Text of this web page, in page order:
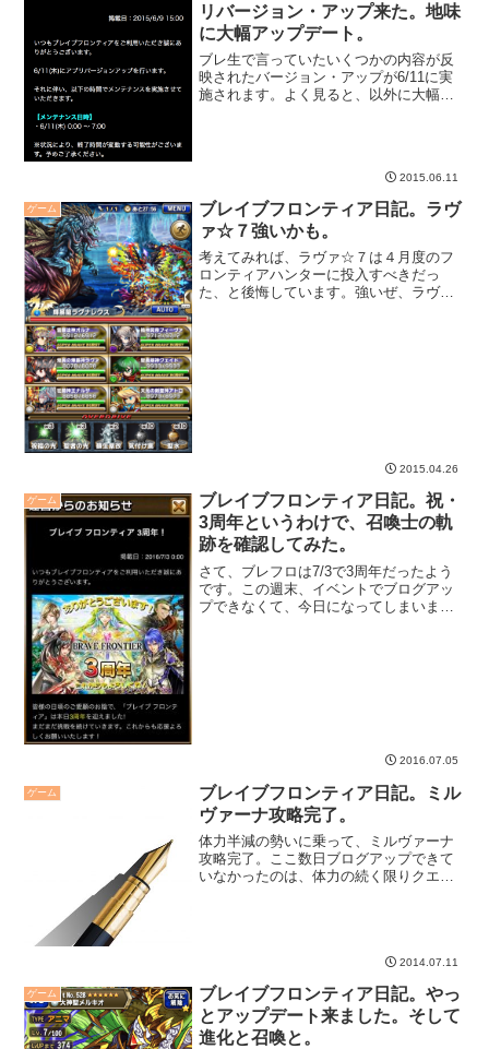
リバージョン・アップ来た。地味
に大幅アップデート。
ブレ生で言っていたいくつかの内容が反
映されたバージョン・アップが6/11に実
施されます。よく見ると、以外に大幅な
2015.06.11
ゲーム
ブレイブフロンティア日記。ラヴ
ァ☆７強いかも。
考えてみれば、ラヴァ☆７は４月度のフ
ロンティアハンターに投入すべきだっ
た、と後悔しています。強いぜ、ラヴァ
2015.04.26
ゲーム
ブレイブフロンティア日記。祝・
3周年というわけで、召喚士の軌
跡を確認してみた。
さて、ブレフロは7/3で3周年だったよう
です。この週末、イベントでブログアッ
プできなくて、今日になってしまいまし
2016.07.05
ゲーム
ブレイブフロンティア日記。ミル
ヴァーナ攻略完了。
体力半減の勢いに乗って、ミルヴァーナ
攻略完了。ここ数日ブログアップできて
いなかったのは、体力の続く限りクエス
2014.07.11
ゲーム
ブレイブフロンティア日記。やっ
とアップデート来ました。そして
進化と召喚と。